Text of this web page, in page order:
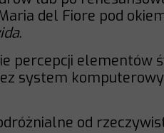
del Fiore pod
.
percepcji elementów
system
od